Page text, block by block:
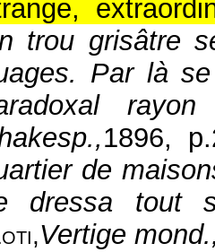
trou grisâtre
Par là
1896,
de
dressa tout
Vertige